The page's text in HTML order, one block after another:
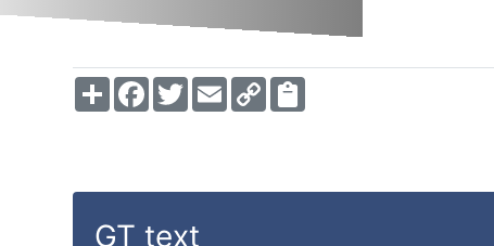
ShareFacebook
TwitterEmailCopy
Link
GT text